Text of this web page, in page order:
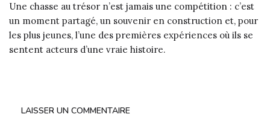
Une chasse au trésor n’est jamais une compétition : c’est
un moment partagé, un souvenir en construction et, pour
les plus jeunes, l’une des premières expériences où ils se
sentent acteurs d’une vraie histoire.
LAISSER UN COMMENTAIRE